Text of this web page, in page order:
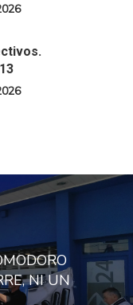
NI UN